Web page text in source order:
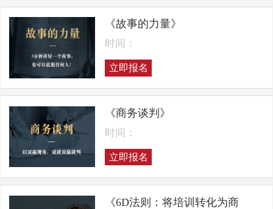
《故事的力量》
时间：
立即报名
《商务谈判》
时间：
立即报名
《6D法则：将培训转化为商